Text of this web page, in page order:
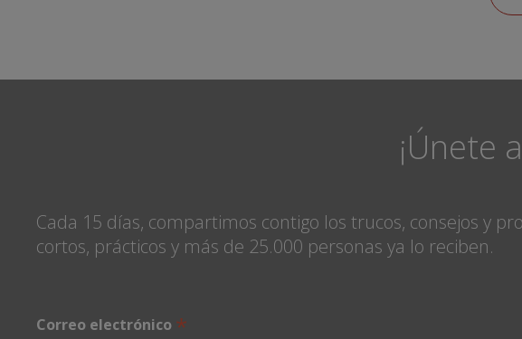
¡Únete
Cada 15 días, compartimos contigo los trucos, consejos y
cortos, prácticos y más de 25.000 personas ya lo reciben.
Correo electrónico *